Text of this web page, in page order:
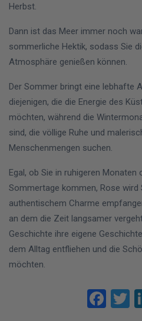
Herbst.
Dann ist das Meer immer noch
sommerliche Hektik, sodass Sie
Atmosphäre genießen können.
Der Sommer bringt eine lebhafte
diejenigen, die die Energie des
möchten, während die
sind, die völlige Ruhe und
Menschenmengen suchen.
Egal, ob Sie in ruhigeren
Sommertage kommen, Rose wird
authentischem Charme
an dem die Zeit langsamer
Geschichte ihre eigene
dem Alltag entfliehen und die
möchten.